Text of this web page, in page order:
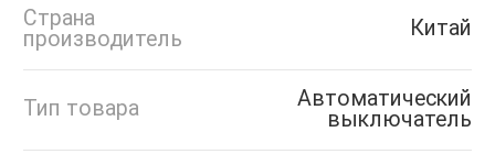
Страна
производитель
Китай
Тип товара
Автоматический
выключатель